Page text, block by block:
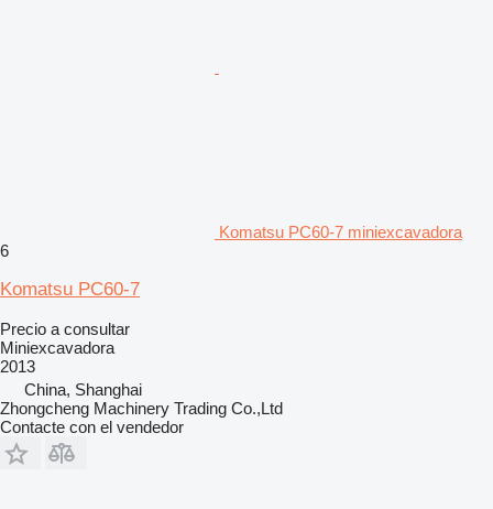
Komatsu PC60-7 miniexcavadora
6
Komatsu PC60-7
Precio a consultar
Miniexcavadora
2013
China, Shanghai
Zhongcheng Machinery Trading Co.,Ltd
Contacte con el vendedor